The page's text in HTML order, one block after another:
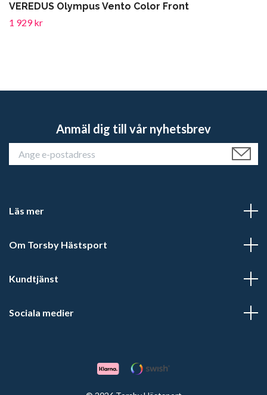
VEREDUS Olympus Vento Color Front
1 929 kr
Anmäl dig till vår nyhetsbrev
Läs mer
Om Torsby Hästsport
Kundtjänst
Sociala medier